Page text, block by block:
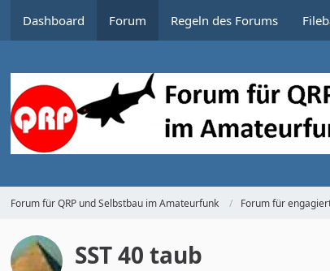
Dashboard Forum Regeln des Forums
Forum für QRP und Selbstbau im Amateurfunk Forum für
SST 40 taub